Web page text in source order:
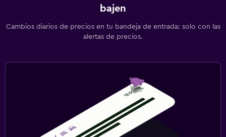
bajen
Cambios diarios de precios en tu bandeja de entrada: solo con las
alertas de precios.